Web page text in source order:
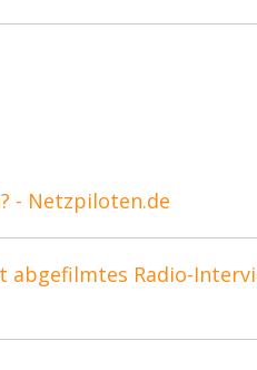
- Netzpiloten.de
Radio-